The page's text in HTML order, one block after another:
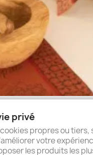
privé
propres ou
votre
les produits les